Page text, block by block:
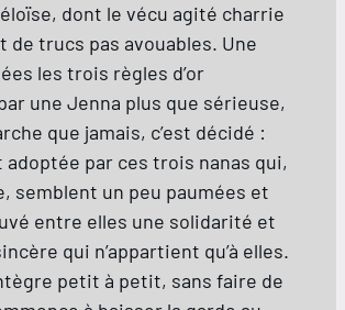
dont le vécu agité charrie
de trucs pas avouables. Une
les trois règles d’or
une Jenna plus que sérieuse,
que jamais, c’est décidé :
adoptée par ces trois nanas qui,
semblent un peu paumées et
entre elles une solidarité et
qui n’appartient qu’à elles.
petit à petit, sans faire de